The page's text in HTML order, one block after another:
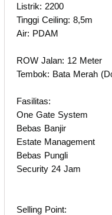
Listrik: 2200
Tinggi Ceiling: 8,5m
Air: PDAM
ROW Jalan: 12 Meter
Tembok: Bata Merah
Fasilitas:
One Gate System
Bebas Banjir
Estate Management
Bebas Pungli
Security 24 Jam
Selling Point: